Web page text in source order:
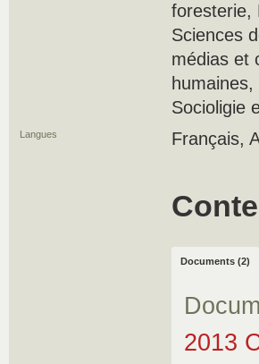
foresterie,
Sciences
médias et
Socioligie
Langues Français,
Documents (2)
2013